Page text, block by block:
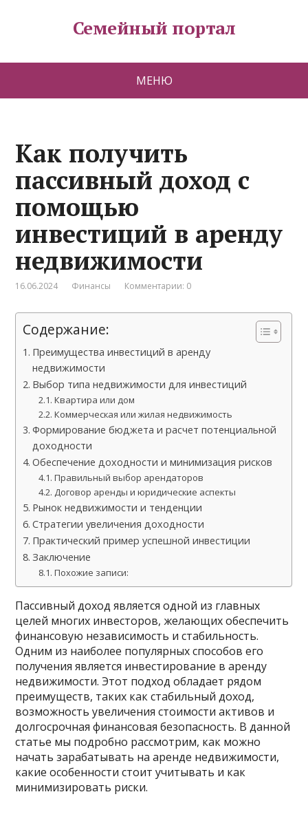
Семейный портал
МЕНЮ
Как получить
пассивный доход с
помощью
инвестиций в аренду
недвижимости
16.06.2024 Финансы Комментарии: 0
Содержание:
Преимущества инвестиций в аренду
недвижимости
Выбор типа недвижимости для инвестиций
Квартира или дом
Коммерческая или жилая недвижимость
Формирование бюджета и расчет потенциальной
доходности
Обеспечение доходности и минимизация рисков
Правильный выбор арендаторов
Договор аренды и юридические аспекты
Рынок недвижимости и тенденции
Стратегии увеличения доходности
Практический пример успешной инвестиции
Заключение
Похожие записи:
Пассивный доход является одной из главных
целей многих инвесторов, желающих обеспечить
финансовую независимость и стабильность.
Одним из наиболее популярных способов его
получения является инвестирование в аренду
недвижимости. Этот подход обладает рядом
преимуществ, таких как стабильный доход,
возможность увеличения стоимости активов и
долгосрочная финансовая безопасность. В данной
статье мы подробно рассмотрим, как можно
начать зарабатывать на аренде недвижимости,
какие особенности стоит учитывать и как
минимизировать риски.